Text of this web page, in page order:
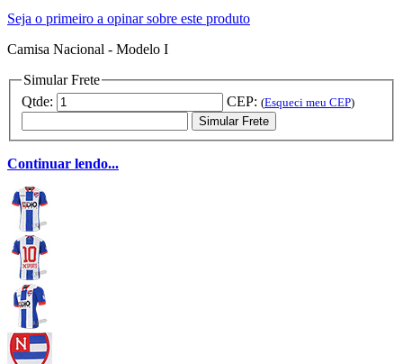
Seja o primeiro a opinar sobre este produto
Camisa Nacional - Modelo I
Simular Frete
Qtde:
CEP: (Esqueci meu CEP)
Simular Frete
Continuar lendo...